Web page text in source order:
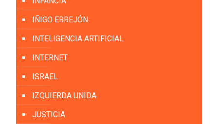
IÑIGO ERREJÓN
INTELIGENCIA ARTIFICIAL
INTERNET
ISRAEL
IZQUIERDA UNIDA
JUSTICIA